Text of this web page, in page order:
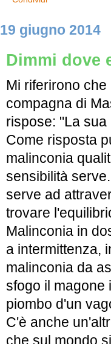
19 giugno 2014
Dimmi dove
Mi riferirono
compagna di
rispose: "La sua
Come risposta
malinconia
sensibilità
serve ad
trovare
Malinconia in
a intermittenza,
malinconia da
sfogo il magone
piombo d'un
C'è anche
che sul mondo